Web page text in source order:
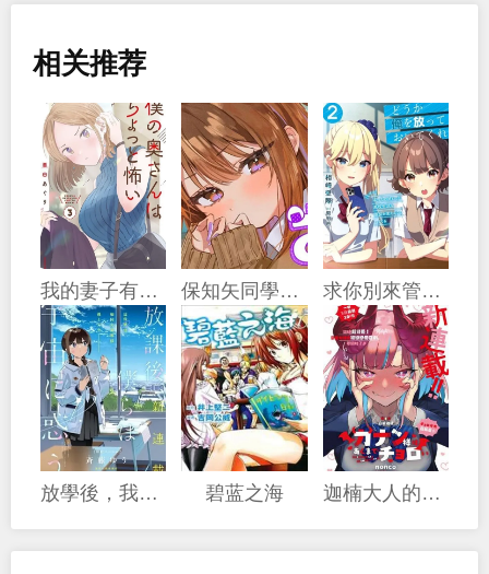
相关推荐
我的妻子有點可怕 保知矢同學綽綽有餘 求你別來管我了
放學後，我們在惑星間迷失 碧蓝之海 迦楠大人的白給是惡魔級